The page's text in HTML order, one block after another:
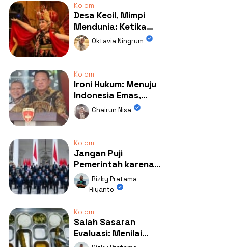
Kolom
Desa Kecil, Mimpi
Mendunia: Ketika
Kolaborasi
Mengubah Wajah
Oktavia Ningrum
Kolom
Ironi Hukum: Menuju
Indonesia Emas,
Ternyata Emasnya
Ada di Rumah Febrie!
Chairun Nisa
Kolom
Jangan Puji
Pemerintah karena
Kerja: Mengapa
Publik Begitu Mudah
Rizky Pratama
Riyanto
Kolom
Salah Sasaran
Evaluasi: Menilai
Program MBG Lewat